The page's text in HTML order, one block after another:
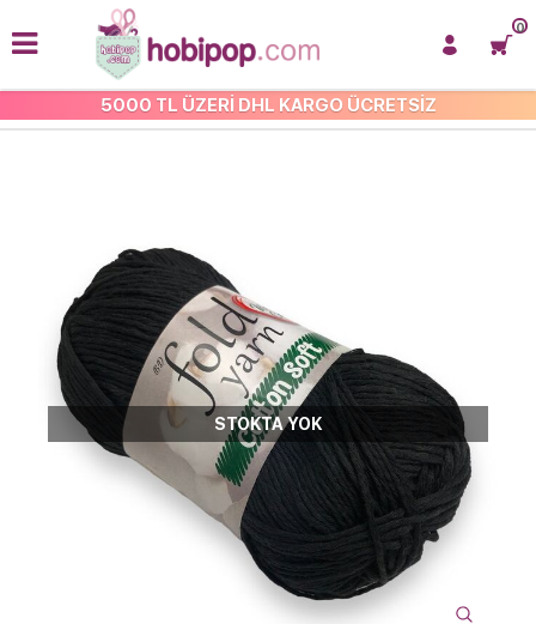
5000 TL ÜZERİ DHL KARGO ÜCRETSİZ
0
ÇOK AMAÇLI COTTON İP
STOKTA YOK